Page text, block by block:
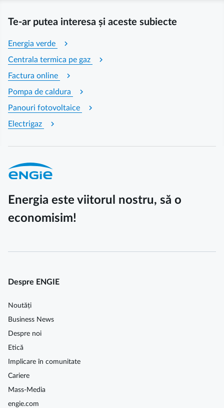
Te-ar putea interesa și aceste subiecte
Energia verde chevron_right
Centrala termica pe gaz chevron_right
Factura online chevron_right
Pompa de caldura chevron_right
Panouri fotovoltaice chevron_right
Electrigaz chevron_right
Energia este viitorul nostru, să o
economisim!
Despre ENGIE
Noutăți
Business News
Despre noi
Etică
Implicare în comunitate
Cariere
Mass-Media
engie.com